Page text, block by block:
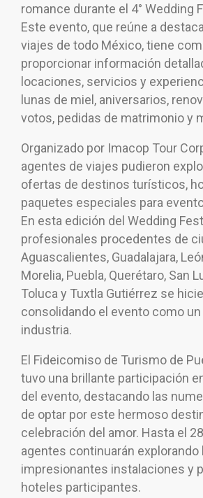
romance durante el 4° Wedding
Este evento, que reúne a
viajes de todo México, tiene
proporcionar información
locaciones, servicios y
lunas de miel, aniversarios,
votos, pedidas de matrimonio y
Organizado por Imacop Tour
agentes de viajes pudieron
ofertas de destinos turísticos,
paquetes especiales para
En esta edición del Wedding
profesionales procedentes de
Aguascalientes, Guadalajara,
Morelia, Puebla, Querétaro, San
Toluca y Tuxtla Gutiérrez se
consolidando el evento como
industria.
El Fideicomiso de Turismo de
tuvo una brillante participación
del evento, destacando las
de optar por este hermoso
celebración del amor. Hasta el
agentes continuarán explorando
impresionantes instalaciones y
hoteles participantes.